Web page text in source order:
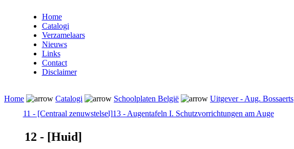
Home
Catalogi
Verzamelaars
Nieuws
Links
Contact
Disclaimer
Home Catalogi Schoolplaten België Uitgever - Aug. Bossaerts
11 - [Centraal zenuwstelsel]13 - Augentafeln I. Schutzvorrichtungen am Auge
12 - [Huid]